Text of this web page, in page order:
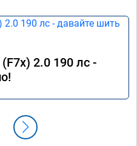
2.0 190 лс -